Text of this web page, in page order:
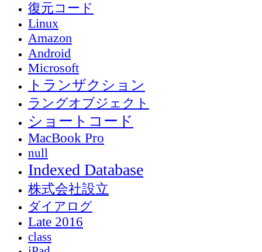
復元コード
Linux
Amazon
Android
Microsoft
トランザクション
ラングオブジェクト
ショートコード
MacBook Pro
null
Indexed Database
株式会社設立
ダイアログ
Late 2016
class